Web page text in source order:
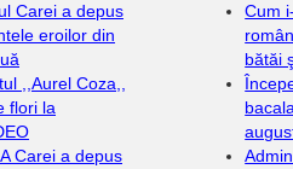
Carei a depus
eroilor din
,,Aurel Coza,,
flori la
Carei a depus
Cum
bătăi